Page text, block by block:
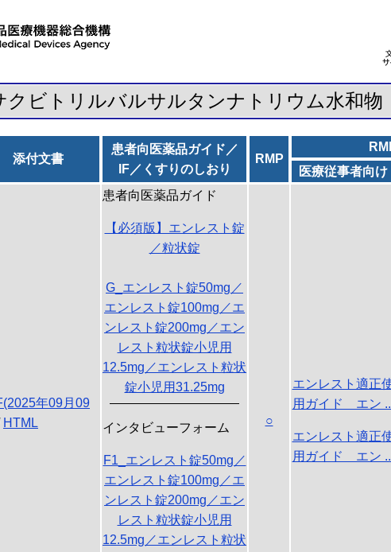
クビトリルバルサルタンナトリウム水和物
添付文書
患者向医薬品ガイド／
IF／くすりのしおり
RMP
医療従事者向け
年09月09
HTML
患者向医薬品ガイド
【必須版】エンレスト錠
／粒状錠
G_エンレスト錠50mg／
エンレスト錠100mg／エ
ンレスト錠200mg／エン
レスト粒状錠小児用
12.5mg／エンレスト粒状
錠小児用31.25mg
インタビューフォーム
F1_エンレスト錠50mg／
エンレスト錠100mg／エ
ンレスト錠200mg／エン
レスト粒状錠小児用
12.5mg／エンレスト粒状
○
エンレスト適正
用ガイド エン
エンレスト適正
用ガイド エン